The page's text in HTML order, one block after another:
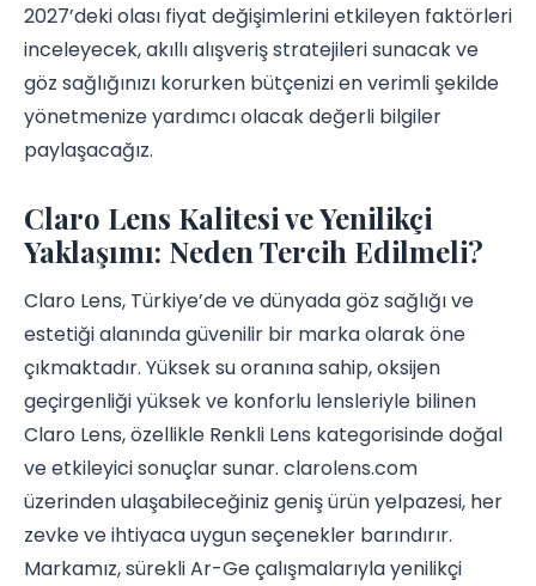
2027’deki olası fiyat değişimlerini etkileyen faktörleri
inceleyecek, akıllı alışveriş stratejileri sunacak ve
göz sağlığınızı korurken bütçenizi en verimli şekilde
yönetmenize yardımcı olacak değerli bilgiler
paylaşacağız.
Claro Lens Kalitesi ve Yenilikçi
Yaklaşımı: Neden Tercih Edilmeli?
Claro Lens, Türkiye’de ve dünyada göz sağlığı ve
estetiği alanında güvenilir bir marka olarak öne
çıkmaktadır. Yüksek su oranına sahip, oksijen
geçirgenliği yüksek ve konforlu lensleriyle bilinen
Claro Lens, özellikle Renkli Lens kategorisinde doğal
ve etkileyici sonuçlar sunar. clarolens.com
üzerinden ulaşabileceğiniz geniş ürün yelpazesi, her
zevke ve ihtiyaca uygun seçenekler barındırır.
Markamız, sürekli Ar-Ge çalışmalarıyla yenilikçi